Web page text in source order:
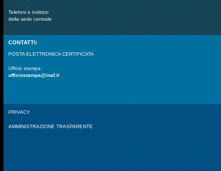
Telefoni e indirizzi
della sede centrale
CONTATTI:
POSTA ELETTRONICA CERTIFICATA
Ufficio stampa:
ufficiostampa@inaf.it
PRIVACY
AMMINISTRAZIONE TRASPARENTE